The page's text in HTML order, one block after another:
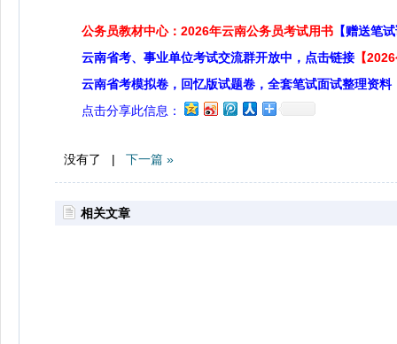
公务员教材中心：2026年云南公务员考试用书 【赠送笔
云南省考、事业单位考试交流群开放中，点击链接 【
云南省考模拟卷，回忆版试题卷，全套笔试面试整理资料
点击分享此信息：
没有了 | 下一篇 »
相关文章